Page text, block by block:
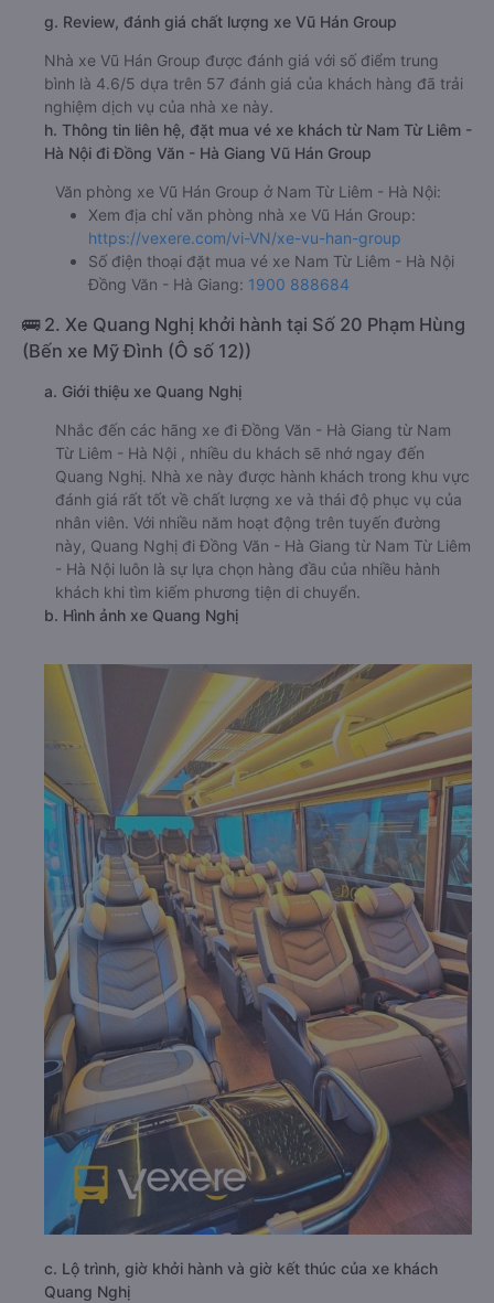
g. Review, đánh giá chất lượng xe Vũ Hán Group
Nhà xe Vũ Hán Group được đánh giá với số điểm trung
bình là 4.6/5 dựa trên 57 đánh giá của khách hàng đã trải
nghiệm dịch vụ của nhà xe này.
h. Thông tin liên hệ, đặt mua vé xe khách từ Nam Từ Liêm -
Hà Nội đi Đồng Văn - Hà Giang Vũ Hán Group
Văn phòng xe Vũ Hán Group ở Nam Từ Liêm - Hà Nội:
Xem địa chỉ văn phòng nhà xe Vũ Hán Group:
https://vexere.com/vi-VN/xe-vu-han-group
Số điện thoại đặt mua vé xe Nam Từ Liêm - Hà Nội
Đồng Văn - Hà Giang: 1900 888684
🚌 2. Xe Quang Nghị khởi hành tại Số 20 Phạm Hùng
(Bến xe Mỹ Đình (Ô số 12))
a. Giới thiệu xe Quang Nghị
Nhắc đến các hãng xe đi Đồng Văn - Hà Giang từ Nam
Từ Liêm - Hà Nội , nhiều du khách sẽ nhớ ngay đến
Quang Nghị. Nhà xe này được hành khách trong khu vực
đánh giá rất tốt về chất lượng xe và thái độ phục vụ của
nhân viên. Với nhiều năm hoạt động trên tuyến đường
này, Quang Nghị đi Đồng Văn - Hà Giang từ Nam Từ Liêm
- Hà Nội luôn là sự lựa chọn hàng đầu của nhiều hành
khách khi tìm kiếm phương tiện di chuyển.
b. Hình ảnh xe Quang Nghị
c. Lộ trình, giờ khởi hành và giờ kết thúc của xe khách
Quang Nghị